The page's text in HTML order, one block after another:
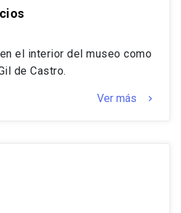
el interior del museo como
de Castro.
Ver más keyboard_arrow_right